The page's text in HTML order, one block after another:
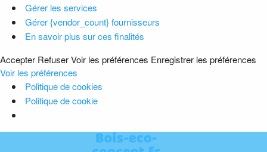
Gérer les services
Gérer {vendor_count} fournisseurs
En savoir plus sur ces finalités
Accepter RefuserVoir les préférences Enregistrer les préférences
Voir les préférences
Politique de cookies
Politique de cookie